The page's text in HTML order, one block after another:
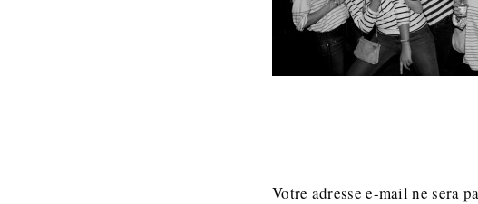
Votre adresse e-mail ne sera